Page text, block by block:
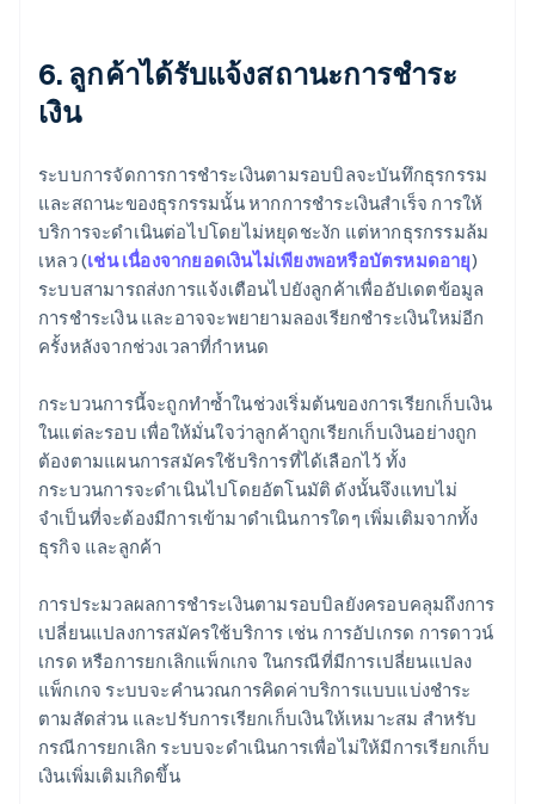
6. ลูกค้าได้รับแจ้งสถานะการชำระ
เงิน
ระบบการจัดการการชำระเงินตามรอบบิลจะบันทึกธุรกรรม
และสถานะของธุรกรรมนั้น หากการชำระเงินสำเร็จ การให้
บริการจะดำเนินต่อไปโดยไม่หยุดชะงัก แต่หากธุรกรรมล้ม
เหลว (เช่น เนื่องจากยอดเงินไม่เพียงพอหรือบัตรหมดอายุ)
ระบบสามารถส่งการแจ้งเตือนไปยังลูกค้าเพื่ออัปเดตข้อมูล
การชำระเงิน และอาจจะพยายามลองเรียกชำระเงินใหม่อีก
ครั้งหลังจากช่วงเวลาที่กำหนด
กระบวนการนี้จะถูกทำซ้ำในช่วงเริ่มต้นของการเรียกเก็บเงิน
ในแต่ละรอบ เพื่อให้มั่นใจว่าลูกค้าถูกเรียกเก็บเงินอย่างถูก
ต้องตามแผนการสมัครใช้บริการที่ได้เลือกไว้ ทั้ง
กระบวนการจะดำเนินไปโดยอัตโนมัติ ดังนั้นจึงแทบไม่
จำเป็นที่จะต้องมีการเข้ามาดำเนินการใดๆ เพิ่มเติมจากทั้ง
ธุรกิจ และลูกค้า
การประมวลผลการชำระเงินตามรอบบิลยังครอบคลุมถึงการ
เปลี่ยนแปลงการสมัครใช้บริการ เช่น การอัปเกรด การดาวน์
เกรด หรือการยกเลิกแพ็กเกจ ในกรณีที่มีการเปลี่ยนแปลง
แพ็กเกจ ระบบจะคำนวณการคิดค่าบริการแบบแบ่งชำระ
ตามสัดส่วน และปรับการเรียกเก็บเงินให้เหมาะสม สำหรับ
กรณีการยกเลิก ระบบจะดำเนินการเพื่อไม่ให้มีการเรียกเก็บ
เงินเพิ่มเติมเกิดขึ้น